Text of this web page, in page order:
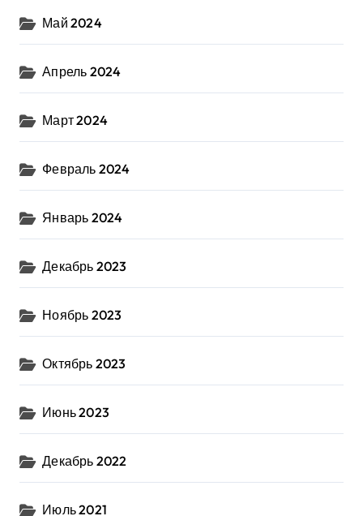
Май 2024
Апрель 2024
Март 2024
Февраль 2024
Январь 2024
Декабрь 2023
Ноябрь 2023
Октябрь 2023
Июнь 2023
Декабрь 2022
Июль 2021